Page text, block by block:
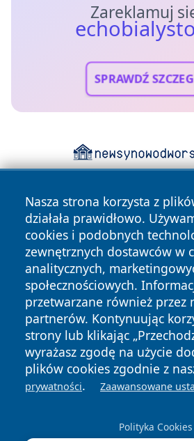
Zareklamuj
SPRAWDŹ
Nasza strona korzysta z
działała prawidłowo.
cookies i podobnych
zewnętrznych dostawców w
analitycznych,
społecznościowych.
przetwarzane również przez
partnerów. Kontynuując
strony lub klikając
wyrażasz zgodę na użycie
plików cookies zgodnie z
prywatności. Zaawansowane
Polityka Cookies
Copyright © 2026 echobialystok.pl
zastrzeżone.
News Autorzy
Polityka
Prywatności